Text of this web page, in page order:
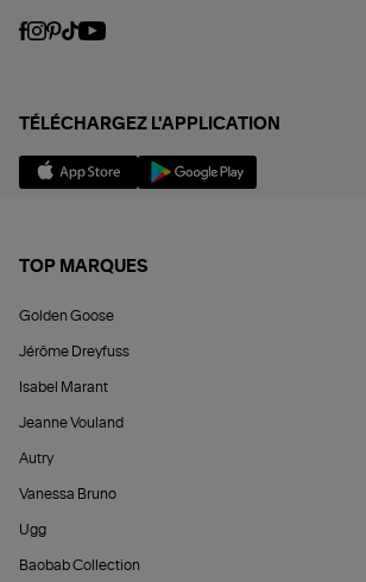
TÉLÉCHARGEZ L'APPLICATION
TOP MARQUES
Golden Goose
Jérôme Dreyfuss
Isabel Marant
Jeanne Vouland
Autry
Vanessa Bruno
Ugg
Baobab Collection